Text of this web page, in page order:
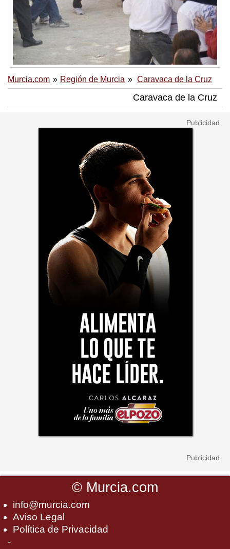
Murcia.com Región de Murcia Caravaca de la Cruz
Caravaca de la Cruz
© Murcia.com
info@murcia.com
Aviso Legal
Política de Privacidad
-